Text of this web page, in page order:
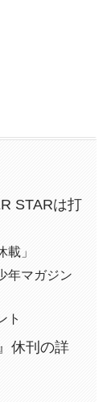
STARは打
」
年マガジン
ト
休刊の詳